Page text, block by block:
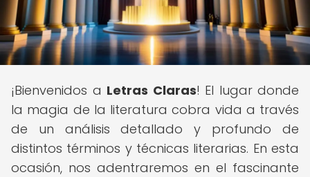
¡Bienvenidos a Letras Claras! El lugar donde
la magia de la literatura cobra vida a través
de un análisis detallado y profundo de
distintos términos y técnicas literarias. En esta
ocasión, nos adentraremos en el fascinante